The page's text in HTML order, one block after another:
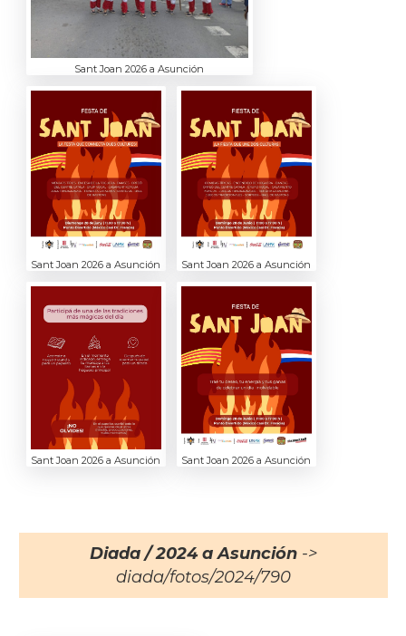
Sant Joan 2026 a Asunción
Sant Joan 2026 a Asunción Sant Joan 2026 a Asunción
Sant Joan 2026 a Asunción Sant Joan 2026 a Asunción
Diada / 2024 a Asunción->
diada/fotos/2024/790